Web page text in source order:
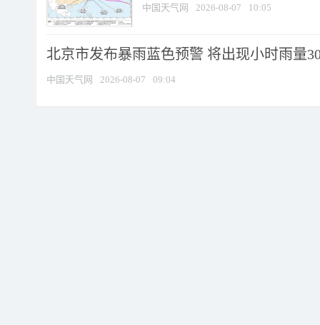
中国天气网 2026-08-07 10:05
北京市发布暴雨蓝色预警 将出现小时雨量
中国天气网 2026-08-07 09:04